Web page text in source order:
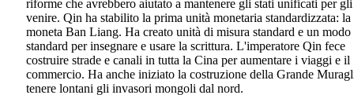
riforme che avrebbero aiutato a mantenere gli stati unificati per
venire. Qin ha stabilito la prima unità monetaria standardizzata: la
moneta Ban Liang. Ha creato unità di misura standard e un modo
standard per insegnare e usare la scrittura. L'imperatore Qin fece
costruire strade e canali in tutta la Cina per aumentare i viaggi e il
commercio. Ha anche iniziato la costruzione della Grande
tenere lontani gli invasori mongoli dal nord.